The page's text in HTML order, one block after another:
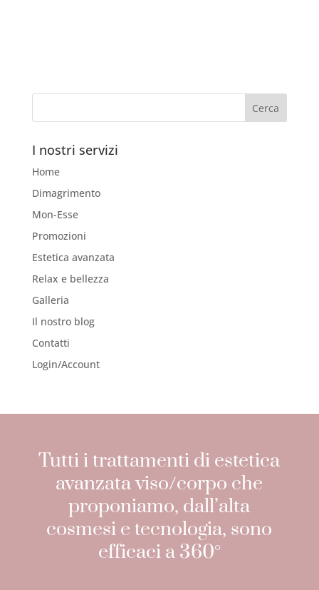
I nostri servizi
Home
Dimagrimento
Mon-Esse
Promozioni
Estetica avanzata
Relax e bellezza
Galleria
Il nostro blog
Contatti
Login/Account
Tutti i trattamenti di estetica
avanzata viso/corpo che
proponiamo, dall’alta
cosmesi e tecnologia, sono
efficaci a 360°